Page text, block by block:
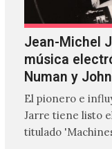
Jean-Michel
música
Numan y
El pionero e
Jarre tiene listo
titulado